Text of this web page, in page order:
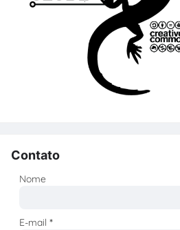
Contato
Nome
E-mail*